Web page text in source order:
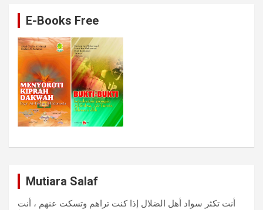
E-Books Free
Mutiara Salaf
أنت تكثر سواد أهل الضلال إذا كنت تراهم وتسكت عنهم ، أنت